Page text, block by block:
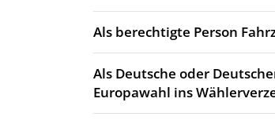
Als berechtigte Person
Als Deutsche oder
Europawahl ins